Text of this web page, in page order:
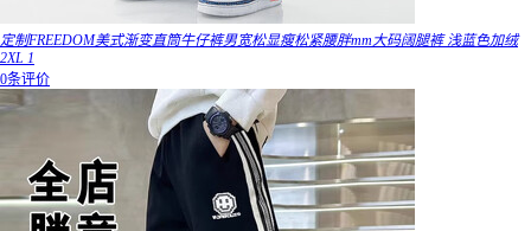
定制FREEDOM美式渐变直筒牛仔裤男宽松显瘦松紧腰胖mm大码阔腿裤 浅蓝色加绒
2XL 1
0条评价